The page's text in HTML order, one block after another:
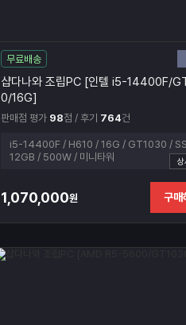
무료배송
샵다나와 조립PC [인텔 i5-14400F/
0/16G]
판매점 평가 98점 / 후기 764건
i5-14400F / H610 / 16G / GT1030 /
12GB / 500W / 미니타워
1,070,000원 구매